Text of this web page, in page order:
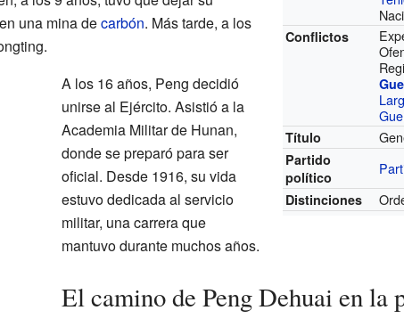
Conflictos
Título
Partido
político
Distinciones
una mina decarbón. Más tarde, a los
A los 16 años, Peng decidió
unirse al Ejército. Asistió a la
Academia Militar de Hunan,
donde se preparó para ser
oficial. Desde 1916, su vida
estuvo dedicada al servicio
militar, una carrera que
mantuvo durante muchos años.
El camino de Peng Dehuai en la